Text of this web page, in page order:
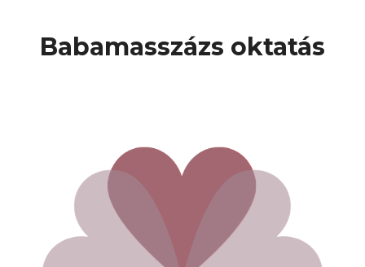
tartalombaBabamasszázs oktatás